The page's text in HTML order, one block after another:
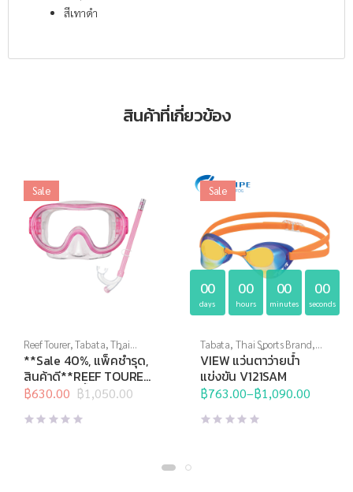
สีเทาดำ
สินค้าที่เกี่ยวข้อง
Sale
Reef Tourer,Tabata,Thai
Sports Brand,กีฬาทางน้ำ,
หน้ากากดำน้ำ,อุปกรณ์ดำน้ำ
**Sale 40%, แพ็คชำรุด,
สินค้าดี**REEF TOURER
หน้ากากดำน้ำชุด สำหรับ
RC9201
฿1,050.00
Original
price
was:
฿630.00
Current
price
is:
Sale
00
days
00
hours
00
minutes
00
seconds
Tabata, Thai Sports Brand,
View,กีฬาทางน้ำ,แว่นตาว่าย
น้ำ,แว่นตาว่ายน้ำแข่งขัน
VIEW แว่นตาว่ายน้ำ
แข่งขัน V121SAM
฿763.00–฿1,090.00
Price
range:
฿763.00